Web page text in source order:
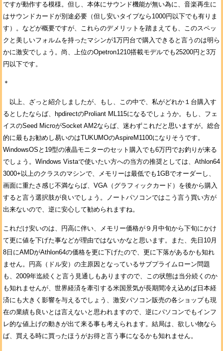
ですが動作する模様。但し、本体にサウンド機能が無い為に、音楽再生に
はサウンドカードが別途必要（但し安いタイプなら1000円以下でも有りま
す）。などが概要ですが、これらのデメリットを踏まえても、このスペッ
クと美しいフォルムを持ったマシンが1万円台で購入できると言うのは明ら
かに激安でしょう。尚、上位のOpetron1210搭載モデルでも25200円と3万
円以下です。
＊
以上、ざっと紹介しましたが、もし、この中で、私がどれか１台購入す
るとしたならば、hpdirectのProliant ML115になるでしょうか。もし、フェ
イスのSeed MicroがSocket AM2ならば、迷わずこれだと思いますが。総合
的に最もお勧めし易いのはTUKUMOのAspireM1100になりそうです。
WindowsOSと19型の液晶モニターのセット購入でも6万円でお釣りが来る
でしょう。Windows Vistaで使いたい方への当方の推奨としては、Athlon64
3000+以上のクラスのマシンで、メモリーは最低でも1GBでオーダーし、
画面に重たさ感じ不満ならば、VGA（グラフィックカード）を後から購入
すると言う選択肢が良いでしょう。ノートパソコンではこう言う買い方が
出来ないので、逆に安心して勧められますね。
これだけ安いのは、円高に伴い、メモリー価格が９月中旬から下旬にかけ
て更に値を下げた事などが理由ではないかなと思います。また、先日10月
8日にAMDがAthlon64の価格を更に下げたので、更に下落があるかも知れ
ません。円高（ドル安）の主原因となっているサブプライムローン問題
も、2009年迄続くと言う見通しもありますので、この状態は当分続くのか
も知れませんが、世界経済を牽引する米国景気が長期間冷え込めば日本経
済にも大きく影響を与えるでしょう、激安パソコン販売の各ショップも現
在の業績も良いとは言えないと思われますので、逆にパソコンでもインフ
レ的な値上げの動きが出て来る事も考えられます。結局は、欲しい物なら
ば、買える時に買ったほうがお得と言う事になるかも知れません。